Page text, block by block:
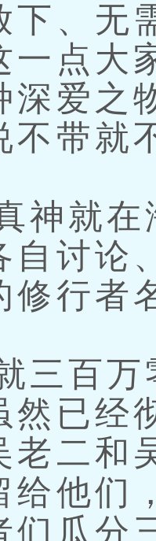
下、无
一点大
深爱之
不带就
就在
自讨论
修行者
百万
然已经
老二和
给他们
们瓜分